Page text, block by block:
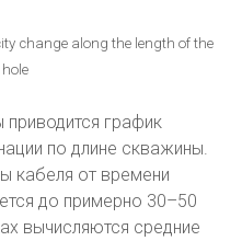
change along the length of the
график
по длине скважины.
кабеля от времени
до примерно 30–50
вычисляются средние